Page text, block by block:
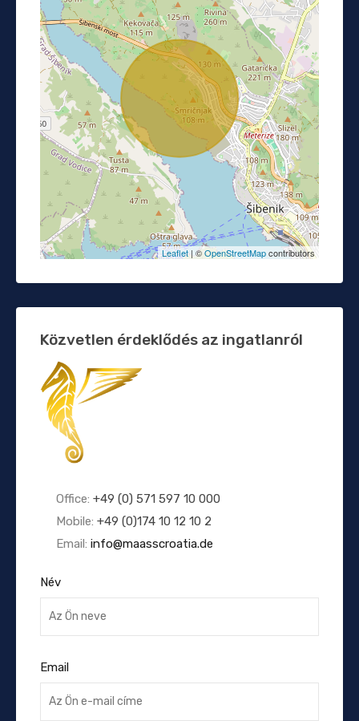
Leaflet | ©OpenStreetMapcontributors
Közvetlen érdeklődés az ingatlanról
Office: +49 (0) 571 597 10 000
Mobile: +49 (0)174 10 12 10 2
Email: info@maasscroatia.de
Név
Email